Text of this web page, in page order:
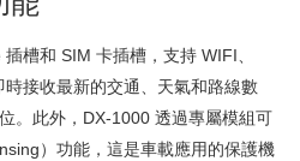
槽和 SIM 卡插槽，支持 WIFI、
接收最新的交通、天氣和路線數
。此外，DX-1000 透過專屬模組可
）功能，這是車載應用的保護機